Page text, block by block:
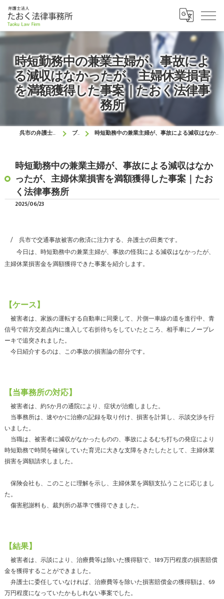
時短勤務中の兼業主婦が、事故によ
る減収はなかったが、主婦休業損害
を満額獲得した事案｜たおく法律事
務所
呉市の弁護士はたおく法律事務所 ブログ 時短勤務中の兼業主婦が、事故による減収はなかったが、主婦休業損害を満額獲得した事案｜たおく法律事務所
時短勤務中の兼業主婦が、事故による減収はなか
ったが、主婦休業損害を満額獲得した事案｜たお
く法律事務所
2025/06/23
呉市で交通事故被害の救済に注力する、弁護士の田奧です。
今日は、時短勤務中の兼業主婦が、事故の怪我による減収はなかったが、
主婦休業損害金を満額獲得できた事案を紹介します。
【ケース】
被害者は、家族の運転する自動車に同乗して、片側一車線の道を進行中、青
信号で前方交差点内に進入して右折待ちをしていたところ、相手車にノーブレ
ーキで追突されました。
今日紹介するのは、この事故の損害論の部分です。
【当事務所の対応】
被害者は、約5か月の通院により、症状が治癒しました。
当事務所は、速やかに治療の記録を取り付け、損害を計算し、示談交渉を行
いました。
当職は、被害者に減収がなかったものの、事故によるむち打ちの発症により
時短勤務で時間を確保していた育児に大きな支障をきたしたとして、主婦休業
損害を満額請求しました。
保険会社も、このことに理解を示し、主婦休業を満額支払うことに応じまし
た。
傷害慰謝料も、裁判所の基準で獲得できました。
【結果】
被害者は、示談により、治療費等は除いた獲得額で、189万円程度の損害賠償
金を獲得することができました。
弁護士に委任していなければ、治療費等を除いた損害賠償金の獲得額は、69
万円程度になっていたかもしれない事案でした。